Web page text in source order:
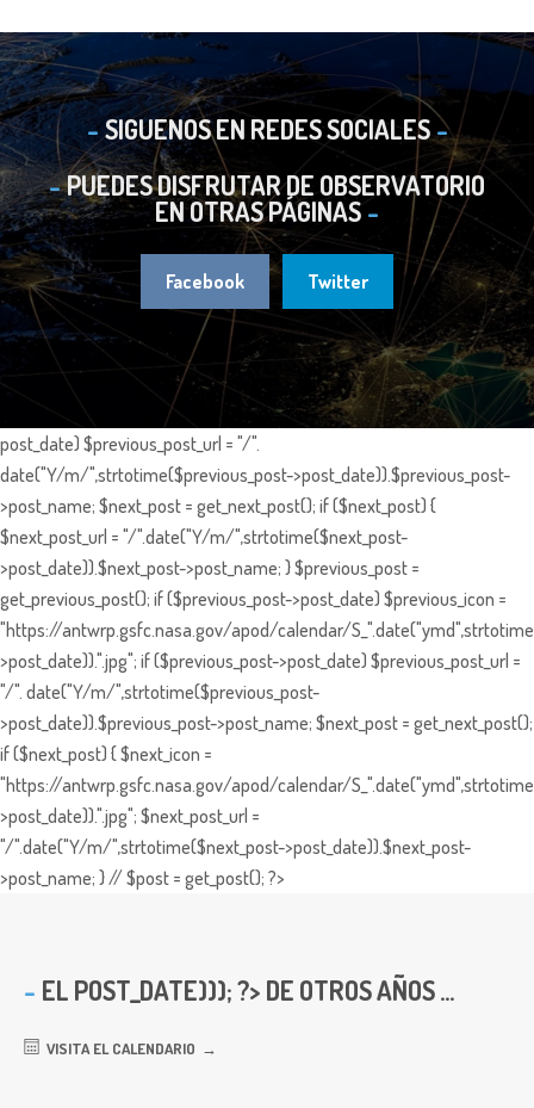
SIGUENOS EN REDES SOCIALES
PUEDES DISFRUTAR DE OBSERVATORIO
EN OTRAS PÁGINAS
Facebook Twitter
post_date) $previous_post_url = "/".
date("Y/m/",strtotime($previous_post->post_date)).$previous_post-
>post_name; $next_post = get_next_post(); if ($next_post) {
$next_post_url = "/".date("Y/m/",strtotime($next_post-
>post_date)).$next_post->post_name; } $previous_post =
get_previous_post(); if ($previous_post->post_date) $previous_icon =
"https://antwrp.gsfc.nasa.gov/apod/calendar/
>post_date)).".jpg"; if ($previous_post->post_date) $previous_post_url =
"/". date("Y/m/",strtotime($previous_post-
>post_date)).$previous_post->post_name; $next_post = get_next_post();
if ($next_post) { $next_icon =
"https://antwrp.gsfc.nasa.gov/apod/calendar/
>post_date)).".jpg"; $next_post_url =
"/".date("Y/m/",strtotime($next_post->post_date)).$next_post-
>post_name; } // $post = get_post(); ?>
EL POST_DATE))); ?> DE OTROS AÑOS ...
VISITA EL CALENDARIO